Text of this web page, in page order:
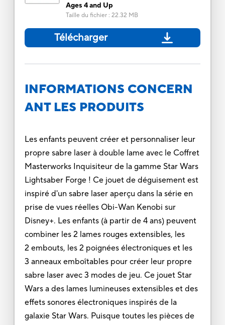
Ages 4 and Up
Taille du fichier: 22.32 MB
Télécharger
INFORMATIONS CONCERN
ANT LES PRODUITS
Les enfants peuvent créer et personnaliser leur
propre sabre laser à double lame avec le Coffret
Masterworks Inquisiteur de la gamme Star Wars
Lightsaber Forge ! Ce jouet de déguisement est
inspiré d'un sabre laser aperçu dans la série en
prise de vues réelles Obi-Wan Kenobi sur
Disney+. Les enfants (à partir de 4 ans) peuvent
combiner les 2 lames rouges extensibles, les
2 embouts, les 2 poignées électroniques et les
3 anneaux emboîtables pour créer leur propre
sabre laser avec 3 modes de jeu. Ce jouet Star
Wars a des lames lumineuses extensibles et des
effets sonores électroniques inspirés de la
galaxie Star Wars. Puisque toutes les pièces de